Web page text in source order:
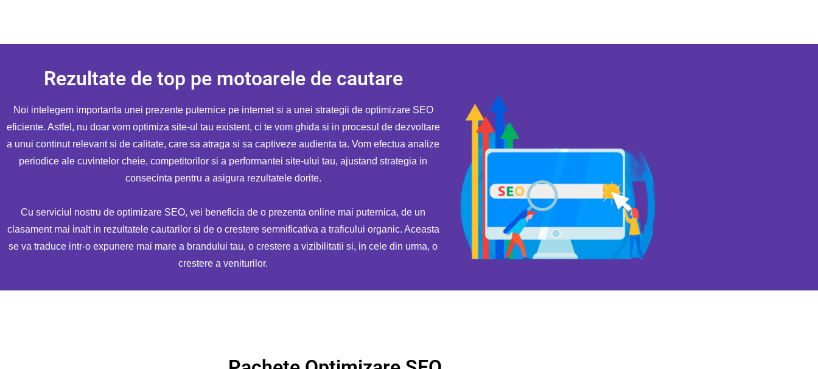
Rezultate de top pe motoarele de cautare
Noi intelegem importanta unei prezente puternice pe internet si a unei strategii de optimizare SEO
eficiente. Astfel, nu doar vom optimiza site-ul tau existent, ci te vom ghida si in procesul de dezvoltare
a unui continut relevant si de calitate, care sa atraga si sa captiveze audienta ta. Vom efectua analize
periodice ale cuvintelor cheie, competitorilor si a performantei site-ului tau, ajustand strategia in
consecinta pentru a asigura rezultatele dorite.
Cu serviciul nostru de optimizare SEO, vei beneficia de o prezenta online mai puternica, de un
clasament mai inalt in rezultatele cautarilor si de o crestere semnificativa a traficului organic. Aceasta
se va traduce intr-o expunere mai mare a brandului tau, o crestere a vizibilitatii si, in cele din urma, o
crestere a veniturilor.